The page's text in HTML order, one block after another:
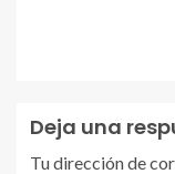
Deja una
Tu dirección de